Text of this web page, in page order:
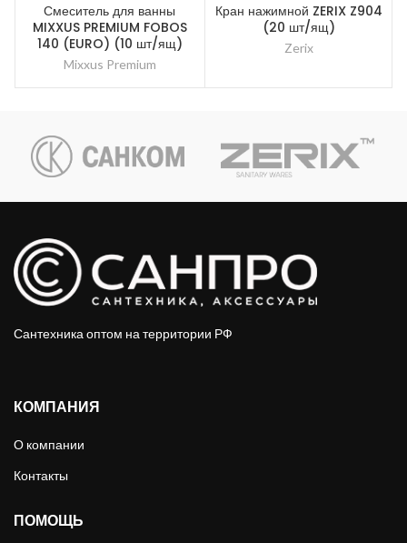
Смеситель для ванны
MIXXUS PREMIUM FOBOS
140 (EURO) (10 шт/ящ)
Mixxus Premium
Кран нажимной ZERIX Z904
(20 шт/ящ)
Zerix
Сантехника оптом на территории РФ
КОМПАНИЯ
О компании
Контакты
ПОМОЩЬ